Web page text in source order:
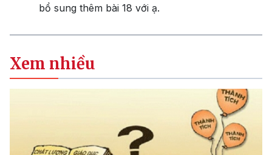
bổ sung thêm bài 18 với ạ.
Xem nhiều